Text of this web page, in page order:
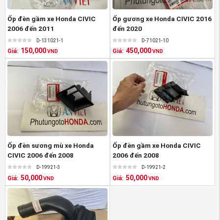
kèm theo những tiêu chí đảm bảo về chất lượng sản
phẩm.
Hiện tại với sản phẩm
Lòng dè xe Honda Civic
2016-2022 hàng Thanh Lýhàng thanh lý đang
được Phụ tùng mitsubishi An Việt phân phối với
giá bán lẻ cực kỳ ưu đãi. Để có giá tốt nhất, quý
khách hàng vui lòngliên hệ qua hotline
0963603466 hoặc 0913800218để được nhân viên
tư vấn.
Ốp đèn gầm xe Honda CIVIC
2006 đến 2011
D-131021-1
Giá: 150,000 VND
Ốp gương xe Honda CIVIC 2016
đến 2020
D-71021-10
Giá: 450,000 VND
Ốp đèn sương mù xe Honda
CIVIC 2006 đến 2008
D-19921-3
Giá: 50,000 VND
Ốp đèn gầm xe Honda CIVIC
2006 đến 2008
D-19921-2
Giá: 50,000 VND